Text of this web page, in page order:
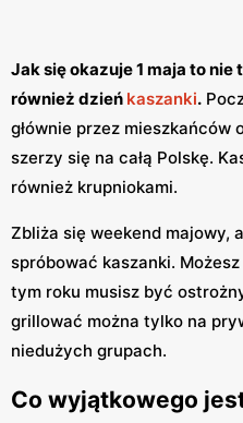
Jak się okazuje 1 maja to
również dzień kaszanki.
głównie przez mieszkańców
szerzy się na całą Polskę.
również krupniokami.
Zbliża się weekend majowy,
spróbować kaszanki.
tym roku musisz być
grillować można tylko na
niedużych grupach.
Co wyjątkowego